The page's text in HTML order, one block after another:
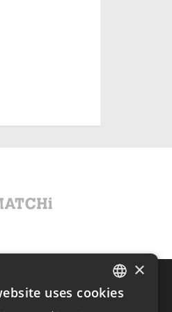
ENGLISH
×
uses cookies